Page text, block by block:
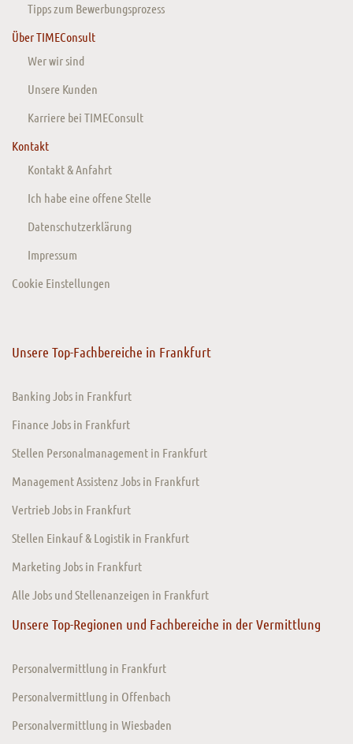
Tipps zum Bewerbungsprozess
Über TIMEConsult
Wer wir sind
Unsere Kunden
Karriere bei TIMEConsult
Kontakt
Kontakt & Anfahrt
Ich habe eine offene Stelle
Datenschutzerklärung
Impressum
Cookie Einstellungen
Unsere Top-Fachbereiche in Frankfurt
Banking Jobs in Frankfurt
Finance Jobs in Frankfurt
Stellen Personalmanagement in Frankfurt
Management Assistenz Jobs in Frankfurt
Vertrieb Jobs in Frankfurt
Stellen Einkauf & Logistik in Frankfurt
Marketing Jobs in Frankfurt
Alle Jobs und Stellenanzeigen in Frankfurt
Unsere Top-Regionen und Fachbereiche in der Vermittlung
Personalvermittlung in Frankfurt
Personalvermittlung in Offenbach
Personalvermittlung in Wiesbaden